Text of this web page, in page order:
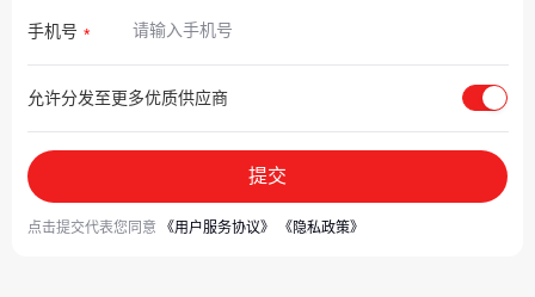
手机号
允许分发至更多优质供应商
提交
点击提交代表您同意 《用户服务协议》 《隐私政策》